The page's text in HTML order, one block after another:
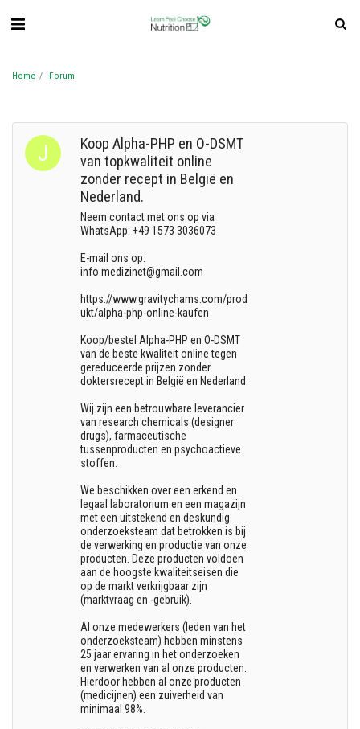
Home Forum
Koop Alpha-PHP en O-DSMT
van topkwaliteit online
zonder recept in België en
Nederland.
Neem contact met ons op via
WhatsApp: +49 1573 3036073
E-mail ons op:
info.medizinet@gmail.com
https://www.gravitychams.com/prod
ukt/alpha-php-online-kaufen
Koop/bestel Alpha-PHP en O-DSMT
van de beste kwaliteit online tegen
gereduceerde prijzen zonder
doktersrecept in België en Nederland.
Wij zijn een betrouwbare leverancier
van research chemicals (designer
drugs), farmaceutische
tussenproducten en psychoactieve
stoffen.
We beschikken over een erkend en
legaal laboratorium en een magazijn
met een uitstekend en deskundig
onderzoeksteam dat betrokken is bij
de verwerking en productie van onze
producten. Deze producten voldoen
aan de hoogste kwaliteitseisen die
op de markt verkrijgbaar zijn
(marktvraag en -gebruik).
Al onze medewerkers (leden van het
onderzoeksteam) hebben minstens
25 jaar ervaring in het onderzoeken
en verwerken van al onze producten.
Hierdoor hebben al onze producten
(medicijnen) een zuiverheid van
minimaal 98%.